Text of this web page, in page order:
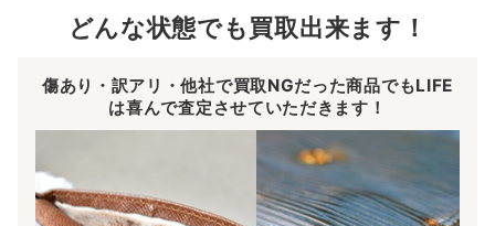
どんな状態でも買取出来ます！
傷あり・訳アリ・他社で買取NGだった商品でもLIFE
は喜んで査定させていただきます！